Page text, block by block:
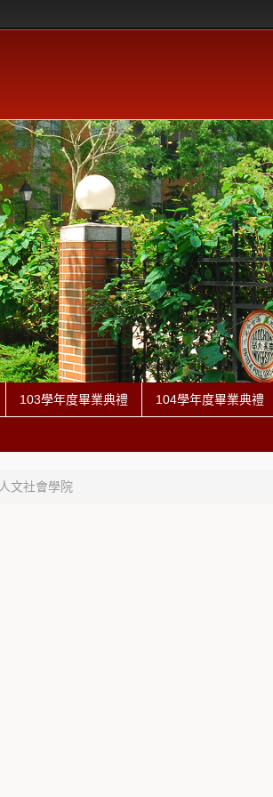
103學年度畢業典禮 104學年度畢業典禮
人文社會學院